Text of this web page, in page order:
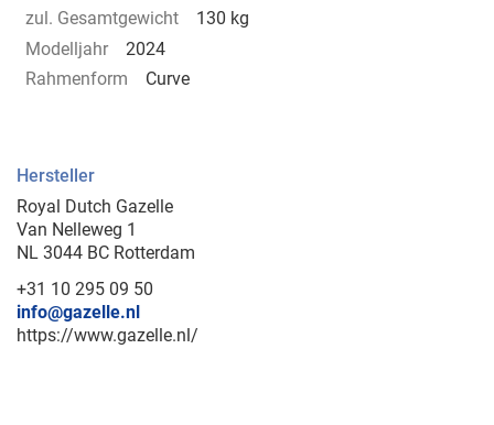
zul. Gesamtgewicht
130 kg
Modelljahr
2024
Rahmenform
Curve
Hersteller
Royal Dutch Gazelle
Van Nelleweg 1
NL 3044 BC Rotterdam
+31 10 295 09 50
info@gazelle.nl
https://www.gazelle.nl/